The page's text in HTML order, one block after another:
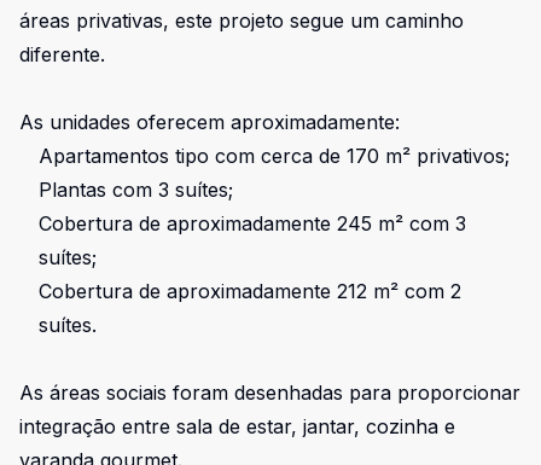
áreas privativas, este projeto segue um caminho
diferente.
As unidades oferecem aproximadamente:
Apartamentos tipo com cerca de 170 m² privativos;
Plantas com 3 suítes;
Cobertura de aproximadamente 245 m² com 3
suítes;
Cobertura de aproximadamente 212 m² com 2
suítes.
As áreas sociais foram desenhadas para proporcionar
integração entre sala de estar, jantar, cozinha e
varanda gourmet.